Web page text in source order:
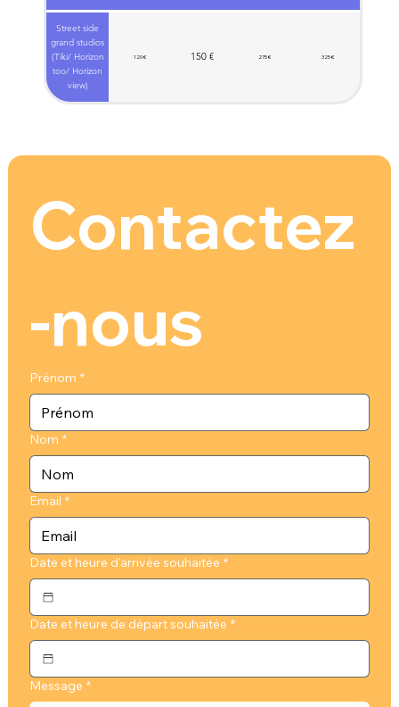
Street side
grand studios
(Tiki/ Horizon
too/ Horizon
view)
120 € 150 € 275 € 325 €
Contactez
-nous
Prénom *
Nom *
Email *
Date et heure d'arrivée souhaitée *
Date et heure de départ souhaitée *
Message *